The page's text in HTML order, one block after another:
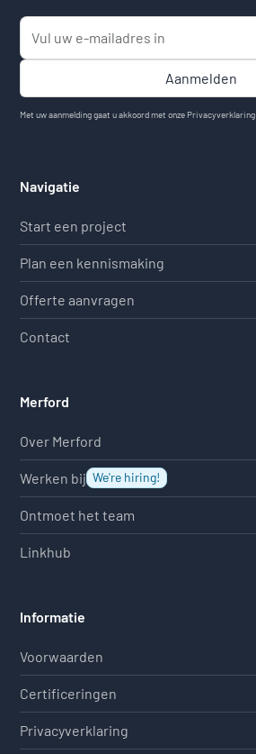
Met uw aanmelding gaat u akkoord met onze Privacyverklaring
Navigatie
Start een project
Plan een kennismaking
Offerte aanvragen
Contact
Merford
Over Merford
Werken bij We're hiring!
Ontmoet het team
Linkhub
Informatie
Voorwaarden
Certificeringen
Privacyverklaring